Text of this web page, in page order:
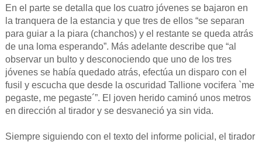
En el parte se detalla que los cuatro jóvenes se bajaron en
la tranquera de la estancia y que tres de ellos “se separan
para guiar a la piara (chanchos) y el restante se queda atrás
de una loma esperando”. Más adelante describe que “al
observar un bulto y desconociendo que uno de los tres
jóvenes se había quedado atrás, efectúa un disparo con el
fusil y escucha que desde la oscuridad Tallione vocifera `me
pegaste, me pegaste´”. El joven herido caminó unos metros
en dirección al tirador y se desvaneció ya sin vida.
Siempre siguiendo con el texto del informe policial, el tirador